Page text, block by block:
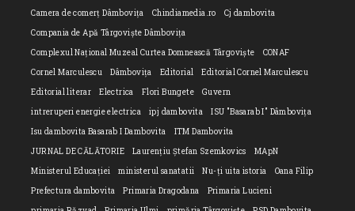
Camera de comerț Dâmbovița
Chindiamedia.ro
Cj dambovita
Compania de Apă Târgoviște Dâmbovița
Complexul Național Muzeal Curtea Domnească Târgoviște
CONAF
Cornel Marculescu
Dâmbovița Editorial
Editorial Cornel Marculescu
Editorial literar
Electrica Flori Bungete
Guvern
intreruperi energie electrica
ipj dambovita
ISU "Basarab I" Dâmbovița
Isu dambovita Basarab I Dambovita
ITM Dambovita
JURNAL DE CĂLĂTORIE
Laurențiu Ștefan Szemkovics
MApN
Ministerul Educației
ministerul sanatatii Nu-ți uita istoria
Oana Filip
Prefectura dambovita
Primaria Dragodana
Primaria Lucieni